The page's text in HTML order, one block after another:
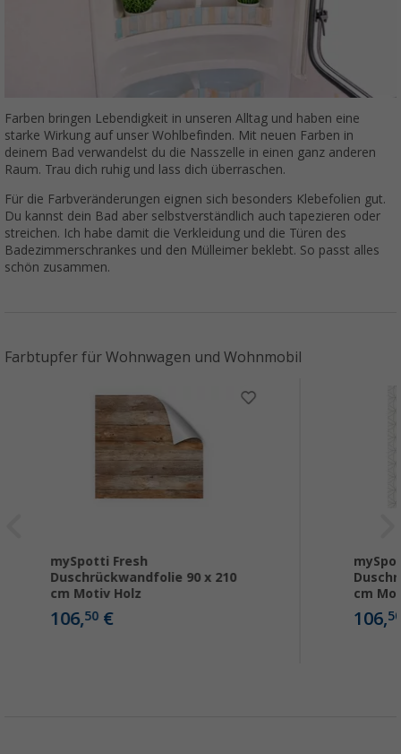
Farben bringen Lebendigkeit in unseren Alltag und haben eine
starke Wirkung auf unser Wohlbefinden. Mit neuen Farben in
deinem Bad verwandelst du die Nasszelle in einen ganz anderen
Raum. Trau dich ruhig und lass dich überraschen.
Für die Farbveränderungen eignen sich besonders Klebefolien gut.
Du kannst dein Bad aber selbstverständlich auch tapezieren oder
streichen. Ich habe damit die Verkleidung und die Türen des
Badezimmerschrankes und den Mülleimer beklebt. So passt alles
schön zusammen.
Farbtupfer für Wohnwagen und Wohnmobil
mySpotti Fresh
Duschrückwandfolie 90 x 210
cm Motiv Holz
106,50 €
cm
106,